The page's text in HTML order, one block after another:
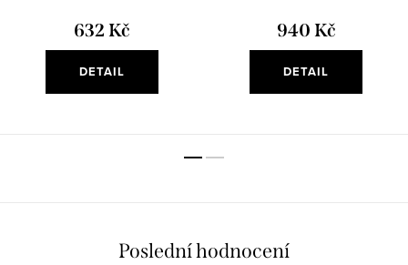
632 Kč
DETAIL
940 Kč
DETAIL
Poslední hodnocení